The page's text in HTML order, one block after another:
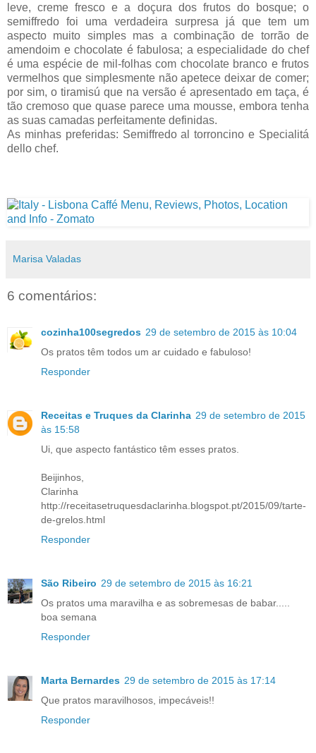
leve, creme fresco e a doçura dos frutos do bosque; o
semiffredo foi uma verdadeira surpresa já que tem um
aspecto muito simples mas a combinação de torrão de
amendoim e chocolate é fabulosa; a especialidade do chef
é uma espécie de mil-folhas com chocolate branco e frutos
vermelhos que simplesmente não apetece deixar de comer;
por sim, o tiramisú que na versão é apresentado em taça, é
tão cremoso que quase parece uma mousse, embora tenha
as suas camadas perfeitamente definidas.
As minhas preferidas: Semiffredo al torroncino e Specialitá
dello chef.
Marisa Valadas
6 comentários:
cozinha100segredos 29 de setembro de 2015 às 10:04
Os pratos têm todos um ar cuidado e fabuloso!
Responder
Receitas e Truques da Clarinha 29 de setembro de 2015
às 15:58
Ui, que aspecto fantástico têm esses pratos.
Beijinhos,
Clarinha
http://receitasetruquesdaclarinha.blogspot.pt/2015/09/tarte-
de-grelos.html
Responder
São Ribeiro 29 de setembro de 2015 às 16:21
Os pratos uma maravilha e as sobremesas de babar.....
boa semana
Responder
Marta Bernardes 29 de setembro de 2015 às 17:14
Que pratos maravilhosos, impecáveis!!
Responder